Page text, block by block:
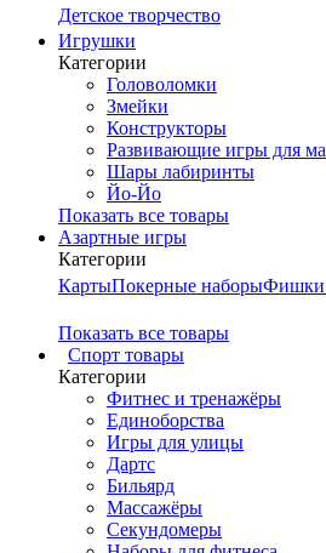
Детское творчество
Игрушки
Категории
Головоломки
Змейки
Конструкторы
Развивающие игры для
Шары лабиринты
Йо-Йо
Показать все товары
Азартные игры
Категории
КартыПокерные наборыФишки
Показать все товары
Cпорт товары
Категории
Фитнес и тренажёры
Единоборства
Игры для улицы
Дартс
Бильярд
Массажёры
Секундомеры